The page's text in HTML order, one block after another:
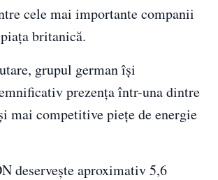
cele mai importante companii
britanică.
grupul german își
prezența într-una dintre
mai competitive piețe de energie
deservește aproximativ 5,6